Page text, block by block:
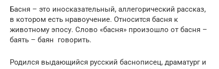
Басня – это иносказательный, аллегорический рассказ,
в котором есть нравоучение. Относится басня к
животному эпосу. Слово «басня» произошло от басня –
баять – баян ­ говорить.
Родился выдающийся русский баснописец, драматург и